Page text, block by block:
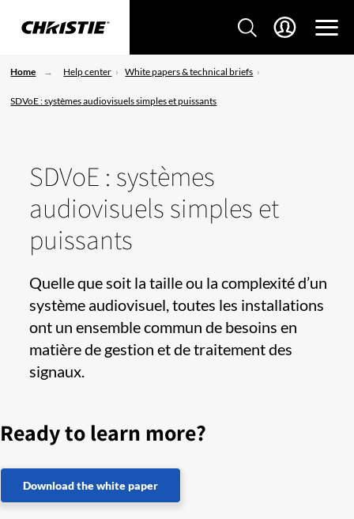
Home Help center White papers & technical briefs
SDVoE : systèmes audiovisuels simples et puissants
SDVoE : systèmes
audiovisuels simples et
puissants
​​​Quelle que soit la taille ou la complexité d’un
système audiovisuel, toutes les installations
ont un ensemble commun de besoins en
matière de gestion et de traitement des
signaux. ​
Ready to learn more?
Download the white paper